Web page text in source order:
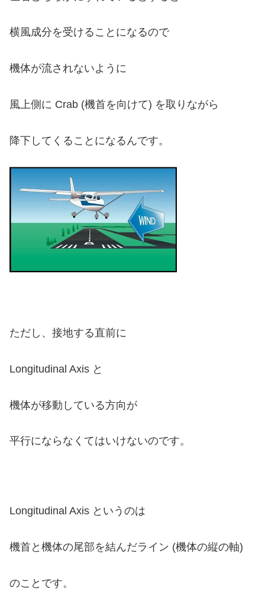
横風成分を受けることになるので
機体が流されないように
風上側に Crab (機首を向けて) を取りながら
降下してくることになるんです。
ただし、接地する直前に
Longitudinal Axis と
機体が移動している方向が
平行にならなくてはいけないのです。
Longitudinal Axis というのは
機首と機体の尾部を結んだライン (機体の縦の軸)
のことです。